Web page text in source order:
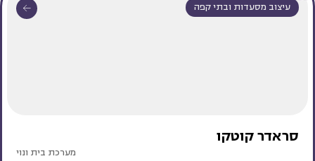
עיצוב מסעדות ובתי קפה
סראדר קוטקו
מערכת בית ונוי